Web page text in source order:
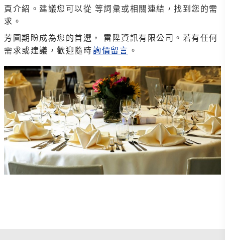
頁介紹。建議您可以從 等詞彙或相關連結，找到您的需
求。
芳圓期盼成為您的首選， 雷陞資訊有限公司。若有任何
需求或建議，歡迎隨時詢價留言 。